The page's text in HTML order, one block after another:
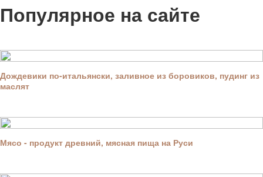
Популярное на сайте
Дождевики по-итальянски, заливное из боровиков, пудинг из
маслят
Мясо - продукт древний, мясная пища на Руси